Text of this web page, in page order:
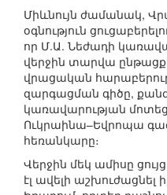
Միևնույն ժամանակ,
օգնություն
որ Մ.Ա. Նեժադի
վերջին տարվա
վրացական
զարգացման գիծը,
կառավարության
Ուկրաինա–Եվրոպա
հեռանկարը։
Վերջին մեկ ամիսը
էլ ավելի աշխուժացնել